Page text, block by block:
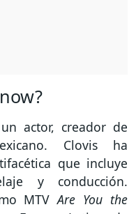
actor, creador de
Clovis ha
que incluye
y conducción.
MTVAre You the